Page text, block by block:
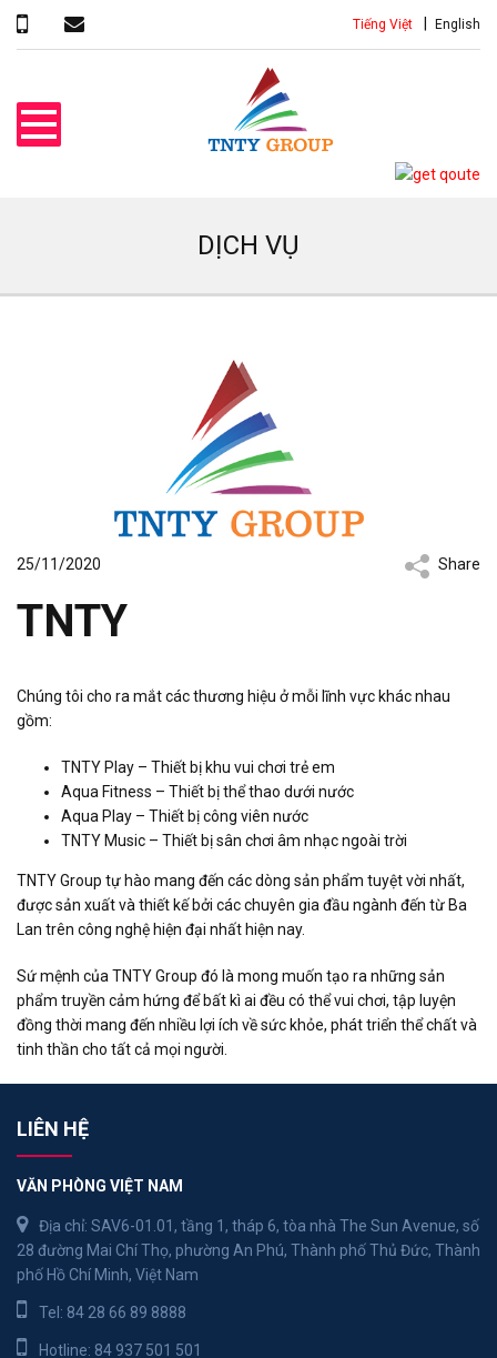
Tiếng Việt English
DỊCH VỤ
25/11/2020 Share
TNTY
Chúng tôi cho ra mắt các thương hiệu ở mỗi lĩnh vực khác nhau
gồm:
TNTY Play – Thiết bị khu vui chơi trẻ em
Aqua Fitness – Thiết bị thể thao dưới nước
Aqua Play – Thiết bị công viên nước
TNTY Music – Thiết bị sân chơi âm nhạc ngoài trời
TNTY Group tự hào mang đến các dòng sản phẩm tuyệt vời nhất,
được sản xuất và thiết kế bởi các chuyên gia đầu ngành đến từ Ba
Lan trên công nghệ hiện đại nhất hiện nay.
Sứ mệnh của TNTY Group đó là mong muốn tạo ra những sản
phẩm truyền cảm hứng để bất kì ai đều có thể vui chơi, tập luyện
đồng thời mang đến nhiều lợi ích về sức khỏe, phát triển thể chất và
tinh thần cho tất cả mọi người.
LIÊN HỆ
VĂN PHÒNG VIỆT NAM
Địa chỉ: SAV6-01.01, tầng 1, tháp 6, tòa nhà The Sun Avenue, số
28 đường Mai Chí Thọ, phường An Phú, Thành phố Thủ Đức, Thành
phố Hồ Chí Minh, Việt Nam
Tel: 84 28 66 89 8888
Hotline: 84 937 501 501